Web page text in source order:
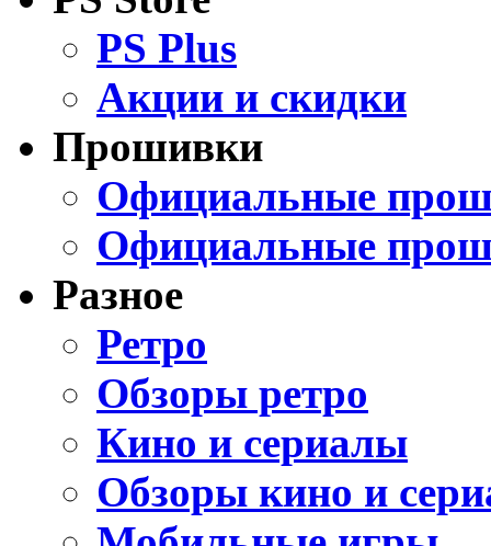
PS Plus
Акции и скидки
Прошивки
Официальные
Официальные
Разное
Ретро
Обзоры ретро
Кино и сериалы
Обзоры кино и